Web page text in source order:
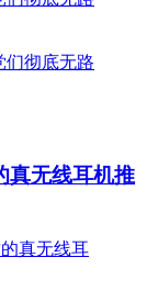
真无线耳机推